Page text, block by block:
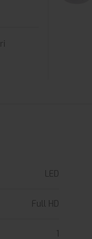
LED
Full HD
1